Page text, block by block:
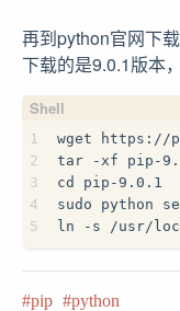
再到python官网下
下载的是9.0.1版本
1
2
3
4
5
wget https://
tar -xf pip-
cd pip-9.0.1
sudo python
ln -s /usr/
pip python